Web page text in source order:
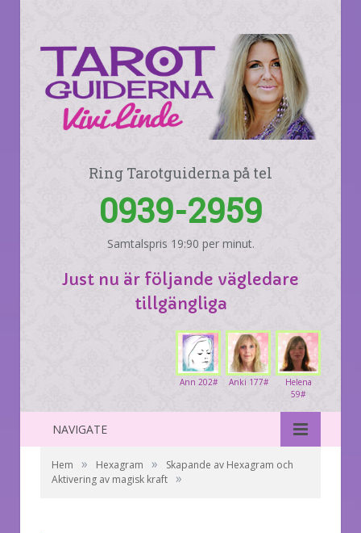
Ring Tarotguiderna på tel
0939-2959
Samtalspris 19:90 per minut.
Just nu är följande vägledare
tillgängliga
Helena
59#
Anki 177#
Ann 202#
NAVIGATE
Hem » Hexagram »
Skapande av Hexagram och
Aktivering av magisk kraft »